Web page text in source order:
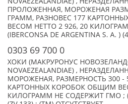
ПРОЛОЖЕННАЯ, МОРОЖЕНАЯ
ГРАММ, РАЗНОВЕС 177
ВЕСОМ НЕТТО 2 926, 20
(IBERCONSA DE ARGENTINA S. A.
0303 69 700 0
ХОКИ (МАКРУРОНУС
NOVAEZEALANDIAE) ,
МОРОЖЕНАЯ, РАЗМЕРНОСТЬ 300 -
КАРТОННЫХ КОРОБОК ОБЩИМ
КИЛОГРАММ НЕ СОДЕРЖИТ ГМО ;